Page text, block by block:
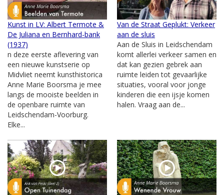
Kunst in LV: Albert Termote &
De Juliana en Bernhard-bank
(1937)
n deze eerste aflevering van
een nieuwe kunstserie op
Midvliet neemt kunsthistorica
Anne Marie Boorsma je mee
langs de mooiste beelden in
de openbare ruimte van
Leidschendam-Voorburg.
Elke...
Van de Straat Geplukt: Verkeer
aan de sluis
Aan de Sluis in Leidschendam
komt allerlei verkeer samen en
dat kan gezien gebrek aan
ruimte leiden tot gevaarlijke
situaties, vooral voor jonge
kinderen die een ijsje komen
halen. Vraag aan de...